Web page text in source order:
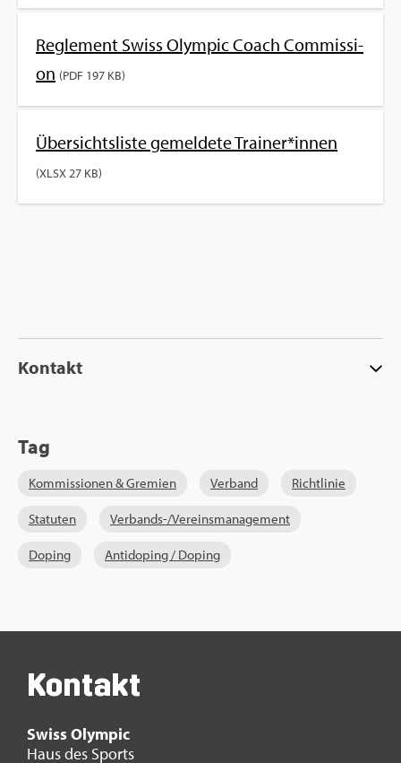
Kon­takt
Tag
Kom­mis­sio­nen & Gre­mi­en Ver­band Richt­li­nie
Sta­tu­ten Ver­bands-/Ver­eins­ma­nage­ment
Do­ping An­ti­do­ping / Do­ping
Re­gle­ment Swiss Olym­pic Coach Com­mis­si­
on (PDF 197 KB)
Über­sichts­lis­te ge­mel­de­te Trai­ner*innen
(XLSX 27 KB)
Kon­takt
Swiss Olym­pic
Haus des Sports